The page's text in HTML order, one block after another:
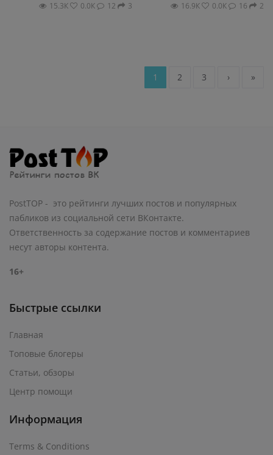
15.3К 0.0К 12 3 16.9К 0.0К 16 2
1 2 3 › »
PostTOP - это рейтинги лучших постов и популярных
пабликов из социальной сети ВКонтакте.
Ответственность за содержание постов и комментариев
несут авторы контента.
16+
Быстрые ссылки
Главная
Топовые блогеры
Статьи, обзоры
Центр помощи
Информация
Terms & Conditions